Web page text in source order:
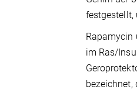
festgestellt,
Rapamycin
im Ras/
bezeichnet,